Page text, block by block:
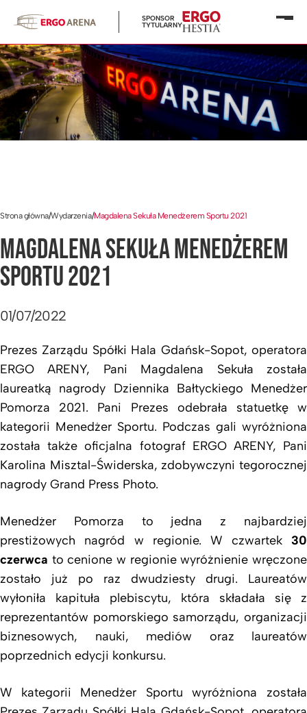
SPONSOR
TYTULARNY
Strona główna/Wydarzenia/Magdalena Sekuła Menedżerem Sportu 2021
MAGDALENA SEKUŁA MENEDŻEREM
SPORTU 2021
01/07/2022
Prezes Zarządu Spółki Hala Gdańsk-Sopot, operatora
ERGO ARENY, Pani Magdalena Sekuła została
laureatką nagrody Dziennika Bałtyckiego Menedżer
Pomorza 2021. Pani Prezes odebrała statuetkę w
kategorii Menedżer Sportu. Podczas gali wyróżniona
została także oficjalna fotograf ERGO ARENY, Pani
Karolina Misztal-Świderska, zdobywczyni tegorocznej
nagrody Grand Press Photo.
Menedżer Pomorza to jedna z najbardziej
prestiżowych nagród w regionie. W czwartek 30
czerwca to cenione w regionie wyróżnienie wręczone
zostało już po raz dwudziesty drugi. Laureatów
wyłoniła kapituła plebiscytu, która składała się z
reprezentantów pomorskiego samorządu, organizacji
biznesowych, nauki, mediów oraz laureatów
poprzednich edycji konkursu.
W kategorii Menedżer Sportu wyróżniona została